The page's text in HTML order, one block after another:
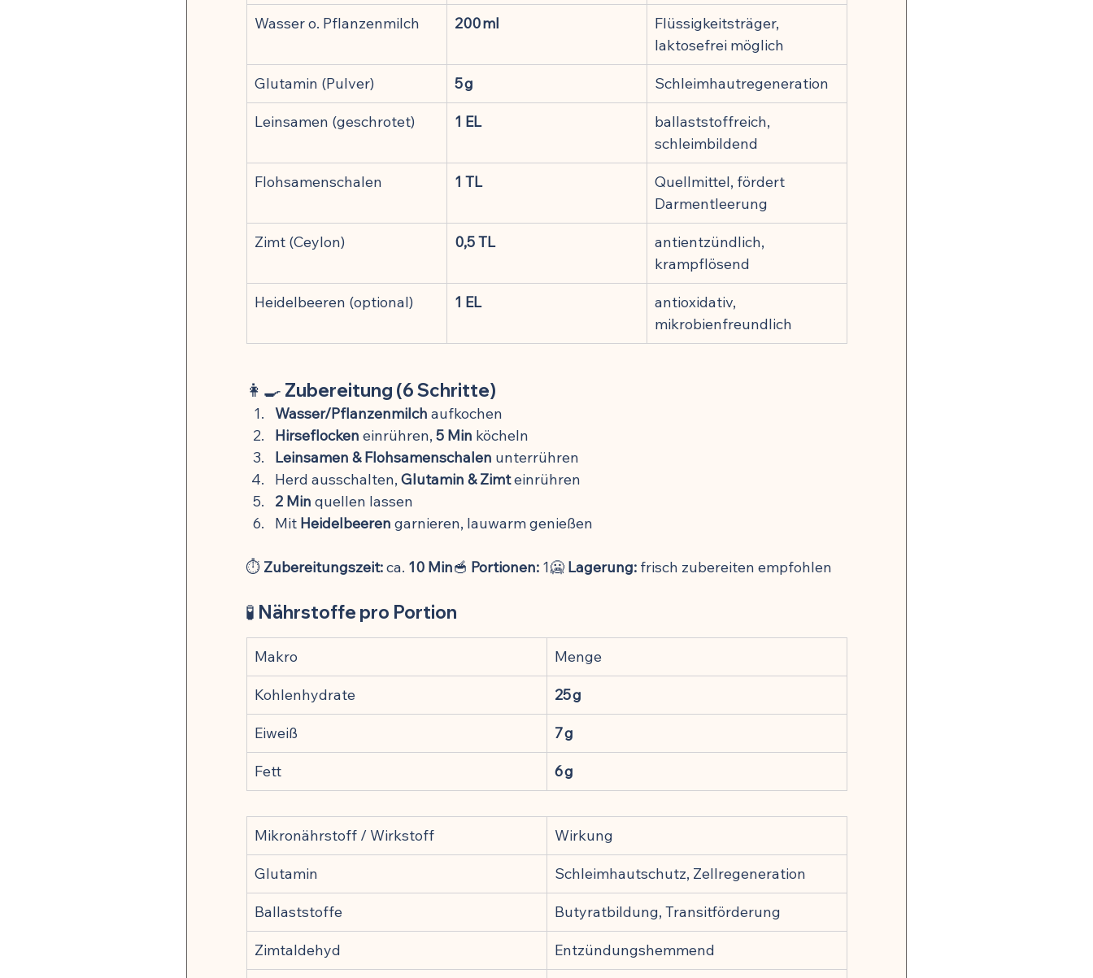
🍽️ Rezepte für Zellverjüngung
Wasser o. Pflanzenmilch 200 ml
Flüssigkeitsträger,
laktosefrei möglich
Glutamin (Pulver) 5 g Schleimhautregeneration
Leinsamen (geschrotet) 1 EL
ballaststoffreich,
schleimbildend
Flohsamenschalen 1 TL
Quellmittel, fördert
Darmentleerung
Zimt (Ceylon) 0,5 TL
antientzündlich,
krampflösend
Heidelbeeren (optional) 1 EL
antioxidativ,
mikrobienfreundlich
👩‍🍳 Zubereitung (6 Schritte)
Wasser/Pflanzenmilch aufkochen
Hirseflocken einrühren, 5 Min köcheln
Leinsamen & Flohsamenschalen unterrühren
Herd ausschalten, Glutamin & Zimt einrühren
2 Min quellen lassen
Mit Heidelbeeren garnieren, lauwarm genießen
⏱️ Zubereitungszeit: ca. 10 Min🥣 Portionen: 1🥶 Lagerung: frisch zubereiten empfohlen
🧪 Nährstoffe pro Portion
Makro Menge
Kohlenhydrate 25 g
Eiweiß 7 g
Fett 6 g
Mikronährstoff / Wirkstoff Wirkung
Glutamin Schleimhautschutz, Zellregeneration
Ballaststoffe Butyratbildung, Transitförderung
Zimtaldehyd Entzündungshemmend